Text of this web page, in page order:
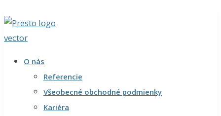
O nás
Referencie
Všeobecné obchodné podmienky
Kariéra